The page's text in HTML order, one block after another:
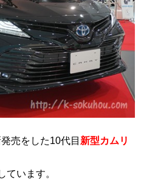
売をした10代目 新型カムリ
ています。